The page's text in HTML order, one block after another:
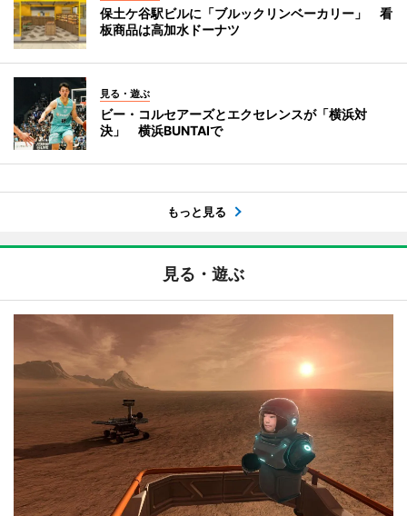
保土ケ谷駅ビルに「ブルックリンベーカリー」 看
板商品は高加水ドーナツ
見る・遊ぶ
ビー・コルセアーズとエクセレンスが「横浜対
決」 横浜BUNTAIで
もっと見る
見る・遊ぶ